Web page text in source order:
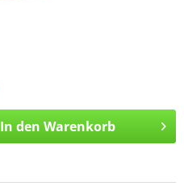
In den Warenkorb